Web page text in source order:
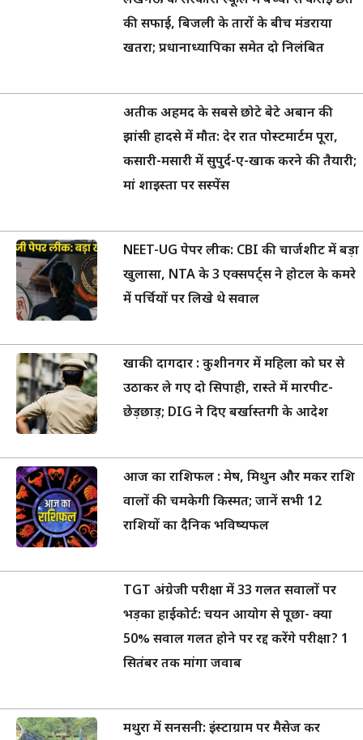
की सफाई, बिजली के तारों के बीच मंडराया
खतरा; प्रधानाध्यापिका समेत दो निलंबित
अतीक अहमद के सबसे छोटे बेटे अबान की
झांसी हादसे में मौत: देर रात पोस्टमार्टम पूरा,
कसारी-मसारी में सुपुर्द-ए-खाक करने की तैयारी;
मां शाइस्ता पर सस्पेंस
NEET-UG पेपर लीक: CBI की चार्जशीट में बड़ा
खुलासा, NTA के 3 एक्सपर्ट्स ने होटल के कमरे
में पर्चियों पर लिखे थे सवाल
खाकी दागदार : कुशीनगर में महिला को घर से
उठाकर ले गए दो सिपाही, रास्ते में मारपीट-
छेड़छाड़; DIG ने दिए बर्खास्तगी के आदेश
आज का राशिफल : मेष, मिथुन और मकर राशि
वालों की चमकेगी किस्मत; जानें सभी 12
राशियों का दैनिक भविष्यफल
TGT अंग्रेजी परीक्षा में 33 गलत सवालों पर
भड़का हाईकोर्ट: चयन आयोग से पूछा- क्या
50% सवाल गलत होने पर रद्द करेंगे परीक्षा? 1
सितंबर तक मांगा जवाब
मथुरा में सनसनी: इंस्टाग्राम पर मैसेज कर